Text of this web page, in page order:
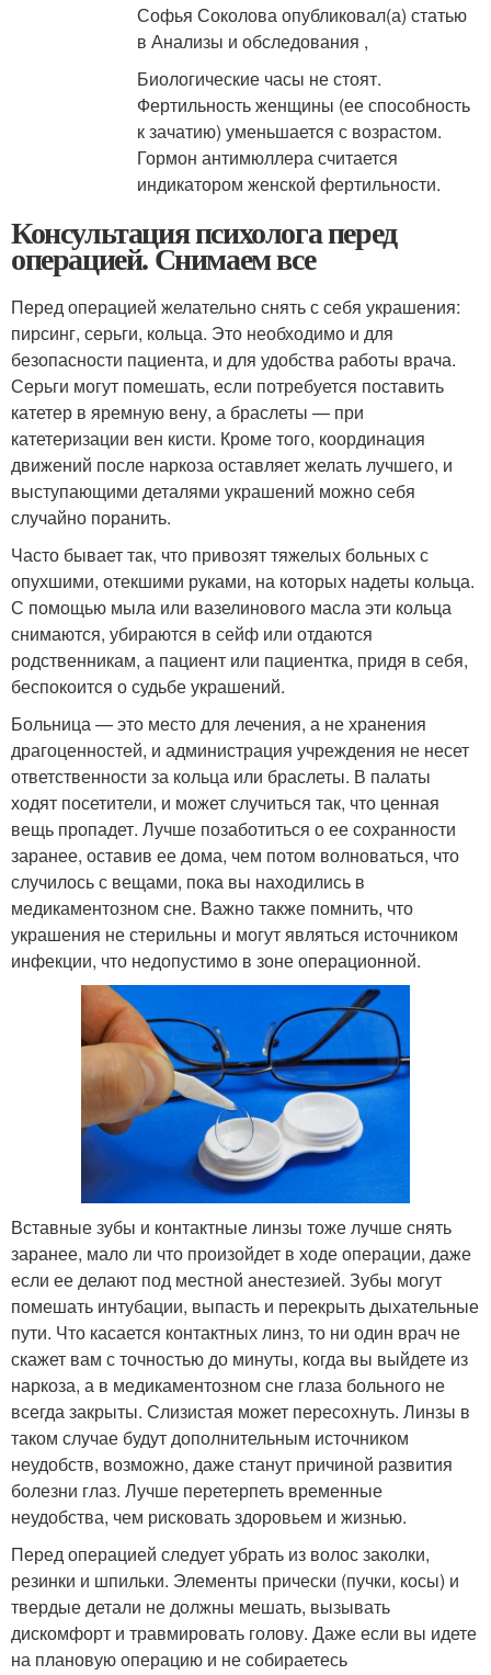
Софья Соколова опубликовал(а) статью
в Анализы и обследования ,
Биологические часы не стоят.
Фертильность женщины (ее способность
к зачатию) уменьшается с возрастом.
Гормон антимюллера считается
индикатором женской фертильности.
Консультация психолога перед
операцией. Снимаем все
Перед операцией желательно снять с себя украшения:
пирсинг, серьги, кольца. Это необходимо и для
безопасности пациента, и для удобства работы врача.
Серьги могут помешать, если потребуется поставить
катетер в яремную вену, а браслеты — при
катетеризации вен кисти. Кроме того, координация
движений после наркоза оставляет желать лучшего, и
выступающими деталями украшений можно себя
случайно поранить.
Часто бывает так, что привозят тяжелых больных с
опухшими, отекшими руками, на которых надеты кольца.
С помощью мыла или вазелинового масла эти кольца
снимаются, убираются в сейф или отдаются
родственникам, а пациент или пациентка, придя в себя,
беспокоится о судьбе украшений.
Больница — это место для лечения, а не хранения
драгоценностей, и администрация учреждения не несет
ответственности за кольца или браслеты. В палаты
ходят посетители, и может случиться так, что ценная
вещь пропадет. Лучше позаботиться о ее сохранности
заранее, оставив ее дома, чем потом волноваться, что
случилось с вещами, пока вы находились в
медикаментозном сне. Важно также помнить, что
украшения не стерильны и могут являться источником
инфекции, что недопустимо в зоне операционной.
Вставные зубы и контактные линзы тоже лучше снять
заранее, мало ли что произойдет в ходе операции, даже
если ее делают под местной анестезией. Зубы могут
помешать интубации, выпасть и перекрыть дыхательные
пути. Что касается контактных линз, то ни один врач не
скажет вам с точностью до минуты, когда вы выйдете из
наркоза, а в медикаментозном сне глаза больного не
всегда закрыты. Слизистая может пересохнуть. Линзы в
таком случае будут дополнительным источником
неудобств, возможно, даже станут причиной развития
болезни глаз. Лучше перетерпеть временные
неудобства, чем рисковать здоровьем и жизнью.
Перед операцией следует убрать из волос заколки,
резинки и шпильки. Элементы прически (пучки, косы) и
твердые детали не должны мешать, вызывать
дискомфорт и травмировать голову. Даже если вы идете
на плановую операцию и не собираетесь